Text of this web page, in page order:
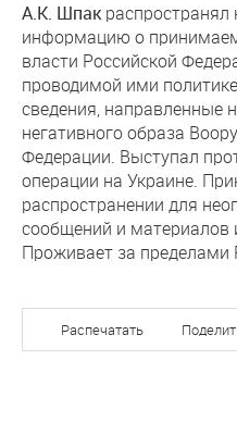
А.К. Шпак
информацию о
власти Российской
проводимой ими
сведения, направленные
негативного образа
Федерации. Выступал
операции на Украине.
распространении для
сообщений и материалов
Проживает за пределами
Распечатать